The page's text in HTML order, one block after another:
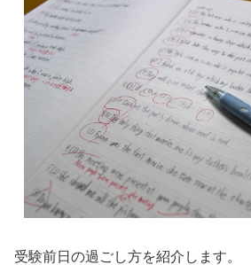
受験前日の過ごし方を紹介します。